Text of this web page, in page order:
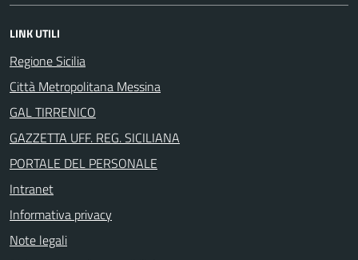
LINK UTILI
Regione Sicilia
Città Metropolitana Messina
GAL TIRRENICO
GAZZETTA UFF. REG. SICILIANA
PORTALE DEL PERSONALE
Intranet
Informativa privacy
Note legali